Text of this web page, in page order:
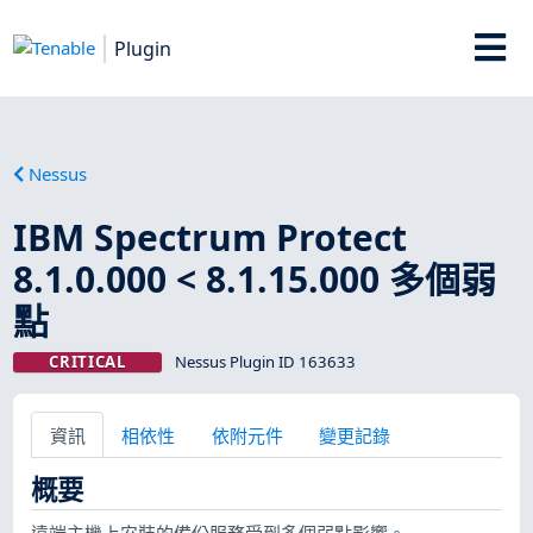
Plugin
Nessus
IBM Spectrum Protect
8.1.0.000 < 8.1.15.000 多個弱
點
CRITICAL Nessus Plugin ID 163633
資訊 相依性 依附元件 變更記錄
概要